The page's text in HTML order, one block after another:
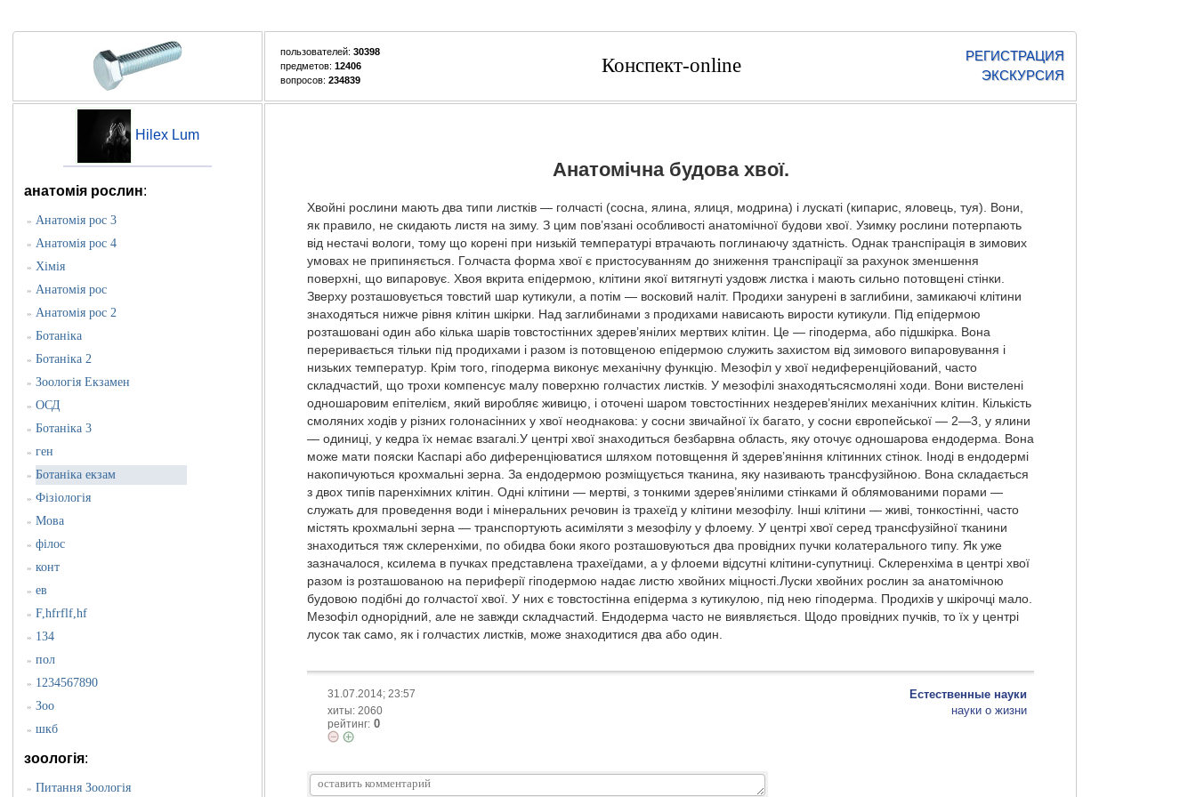
пользователей: 30398
предметов: 12406
вопросов: 234839
Конспект-online
РЕГИСТРАЦИЯ
ЭКСКУРСИЯ
Hilex Lum
анатомія рослин:
» Анатомія рос 3
» Анатомія рос 4
» Хімія
» Анатомія рос
» Анатомія рос 2
» Ботаніка
» Ботаніка 2
» Зоологія Екзамен
» ОСД
» Ботаніка 3
» ген
» Ботаніка екзам
» Фізіологія
» Мова
» філос
» конт
» ев
» F,hfrflf,hf
» 134
» пол
» 1234567890
» Зоо
» шкб
зоологія:
» Питання Зоологія
Анатомічна будова хвої.
Хвойні рослини мають два типи листків — голчасті (со­сна, ялина, ялиця, модрина) і лускаті (кипарис, яловець, туя). Вони,
як правило, не скидають листя на зиму. З цим пов’язані особливості анатомічної будови хвої. Узимку рослини потерпають
від нестачі во­логи, тому що корені при низькій температурі втрачають поглинаючу здатність. Однак транспірація в зимових
умовах не припиняється. Голчаста форма хвої є пристосуванням до зниження транспірації за рахунок зменшення
поверхні, що випаровує. Хвоя вкрита епідермою, клітини якої витягнуті уздовж листка і мають сильно потовщені стін­ки.
Зверху розташовується товстий шар кутикули, а потім — восковий наліт. Продихи занурені в заглибини, замикаючі клітини
знаходяться нижче рівня клітин шкірки. Над заглибинами з продихами нависа­ють вирости кутикули. Під епідермою
розташовані один або кілька шарів товстостінних здерев’янілих мертвих клітин. Це — гіподерма, або підшкірка. Вона
переривається тільки під продихами і разом із по­товщеною епідермою служить захистом від зимового випаровування і
низьких температур. Крім того, гіподерма виконує механічну функцію. Мезофіл у хвої недиференційований, часто
складчастий, що трохи компенсує малу поверхню голчастих листків. У мезофілі знаходятьсясмоляні ходи. Вони вистелені
одношаровим епітелієм, який виробляє живицю, і оточені шаром товстостінних нездерев’янілих механічних клітин. Кількість
смоляних ходів у різних голонасінних у хвої неоднако­ва: у сосни звичайної їх багато, у сосни європейської — 2—3, у ялини
— одиниці, у кедра їх немає взагалі.У центрі хвої знаходиться безбарвна область, яку оточує одношаро­ва ендодерма. Вона
може мати пояски Каспарі або диференціюватися шляхом потовщення й здерев’яніння клітинних стінок. Іноді в ендо­дермі
накопичуються крохмальні зерна. За ендодермою розміщується тканина, яку називають трансфузійною. Вона складається
з двох типів паренхімних клітин. Одні клітини — мертві, з тонкими здерев’янілими стінками й облямованими порами —
служать для проведення води і мі­неральних речовин із трахеїд у клітини мезофілу. Інші клітини — живі, тонкостінні, часто
містять крохмальні зерна — транспортують асиміляти з мезофілу у флоему. У центрі хвої серед трансфузійної тканини
знаходиться тяж склеренхіми, по обидва боки якого розташовуються два провідних пучки колатерального типу. Як уже
зазначалося, ксилема в пучках представлена трахеїдами, а у флоеми відсутні клітини-супутниці. Склеренхіма в центрі хвої
разом із розташованою на периферії гіподермою надає листю хвойних міцності.Луски хвойних рослин за анатомічною
будовою подібні до голчастої хвої. У них є товстостінна епідерма з кутикулою, під нею гіподерма. Продихів у шкірочці мало.
Мезофіл однорідний, але не завжди склад­частий. Ендодерма часто не виявляється. Щодо провідних пучків, то їх у центрі
лусок так само, як і голчастих листків, може знаходитися два або один.
31.07.2014; 23:57
хиты: 2060
рейтинг: 0
Естественные науки
науки о жизни